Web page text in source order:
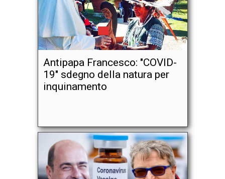
Antipapa Francesco: "COVID-
19" sdegno della natura per
inquinamento